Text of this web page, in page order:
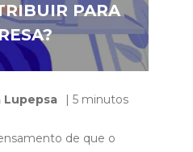
PARA
Lupepsa | 5 minutos
de que o